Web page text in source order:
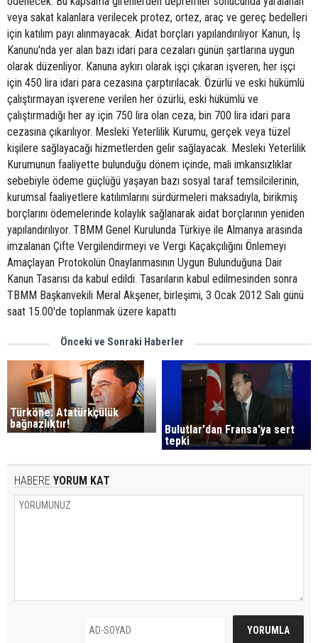
veya sakat kalanlara verilecek protez, ortez, araç ve gereç bedelleri
için katılım payı alınmayacak. Aidat borçları yapılandırılıyor Kanun, İş
Kanunu'nda yer alan bazı idari para cezaları günün şartlarına uygun
olarak düzenliyor. Kanuna aykırı olarak işçi çıkaran işveren, her işçi
için 450 lira idari para cezasına çarptırılacak. Özürlü ve eski hükümlü
çalıştırmayan işverene verilen her özürlü, eski hükümlü ve
çalıştırmadığı her ay için 750 lira olan ceza, bin 700 lira idari para
cezasına çıkarılıyor. Mesleki Yeterlilik Kurumu, gerçek veya tüzel
kişilere sağlayacağı hizmetlerden gelir sağlayacak. Mesleki Yeterlilik
Kurumunun faaliyette bulunduğu dönem içinde, mali imkansızlıklar
sebebiyle ödeme güçlüğü yaşayan bazı sosyal taraf temsilcilerinin,
kurumsal faaliyetlere katılımlarını sürdürmeleri maksadıyla, birikmiş
borçlarını ödemelerinde kolaylık sağlanarak aidat borçlarının yeniden
yapılandırılıyor. TBMM Genel Kurulunda Türkiye ile Almanya arasında
imzalanan Çifte Vergilendirmeyi ve Vergi Kaçakçılığını Önlemeyi
Amaçlayan Protokolün Onaylanmasının Uygun Bulunduğuna Dair
Kanun Tasarısı da kabul edildi. Tasarıların kabul edilmesinden sonra
TBMM Başkanvekili Meral Akşener, birleşimi, 3 Ocak 2012 Salı günü
saat 15.00'de toplanmak üzere kapattı
Önceki ve Sonraki Haberler
Türköne: Atatürkçülük
bağnazlıktır!
Bulutlar'dan Fransa'ya sert
tepki
HABERE YORUM KAT